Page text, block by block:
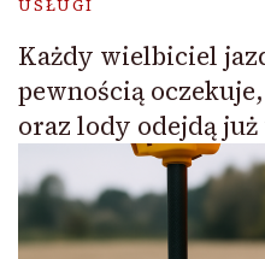
USŁUGI
Każdy wielbiciel
pewnością
oraz lody odejdą